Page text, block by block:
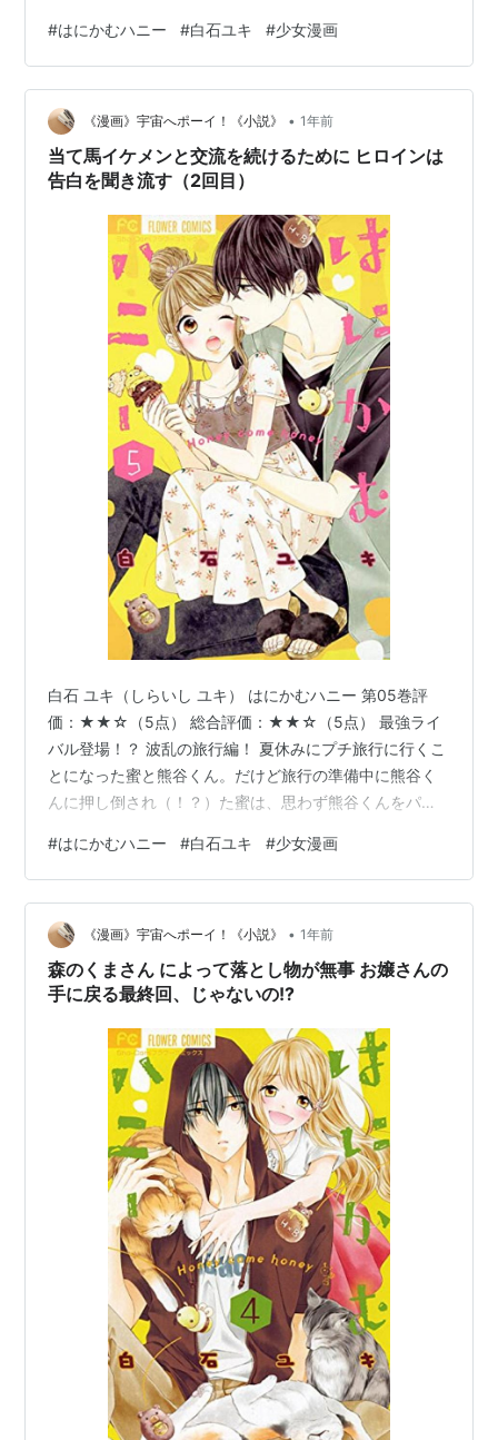
アを…！？ さらにマキちゃん出張時に、護衛の名目で蜜
の家に熊谷くんがお泊まりすることに！！ 2人きりの夜
にドキドキが止まらない蜜だけど…？ 盛りだくさんすぎ
▽第6巻！ 簡潔完結感想文 読者を釣るためのエロシーン
が連発されるほど、盛りのついた熊谷の評価が下がる。
後付けして用意したス…
#はにかむハニー #白石ユキ #少女漫画
《漫画》宇宙へポーイ！《小説》 • 1年前
当て馬イケメンと交流を続けるために ヒロインは
告白を聞き流す（2回目）
白石 ユキ（しらいし ユキ） はにかむハニー 第05巻評
価：★★☆（5点） 総合評価：★★☆（5点） 最強ライ
バル登場！？ 波乱の旅行編！ 夏休みにプチ旅行に行くこ
とになった蜜と熊谷くん。だけど旅行の準備中に熊谷く
んに押し倒され（！？）た蜜は、思わず熊谷くんをパン
ートした旅行先で出会った蜜の文通相手。その視線にな
にかを感じた熊谷くんは…？ さらに蜜の大きな秘密も明
らかに―！！ ハプニング続出！ ハラハラドキドキの第5
巻！ 簡潔完結感想文 プチ旅行と言いつつ保護者のいない
2泊3日。バイトとデートと修行三昧の夏休み。 嫌われた
くなくて何も言わない…
#はにかむハニー #白石ユキ #少女漫画
《漫画》宇宙へポーイ！《小説》 • 1年前
森のくまさん によって落とし物が無事 お嬢さんの
手に戻る最終回、じゃないの!?